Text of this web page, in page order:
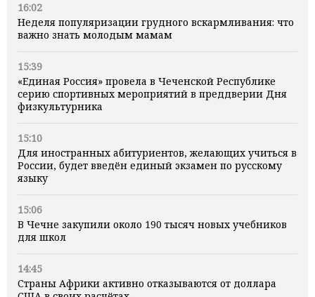
16:02
Неделя популяризации грудного вскармливания: что
важно знать молодым мамам
15:39
«Единая Россия» провела в Чеченской Республике
серию спортивных мероприятий в преддверии Дня
физкультурника
15:10
Для иностранных абитуриентов, желающих учиться в
России, будет введён единый экзамен по русскому
языку
15:06
В Чечне закупили около 190 тысяч новых учебников
для школ
14:45
Страны Африки активно отказываются от доллара